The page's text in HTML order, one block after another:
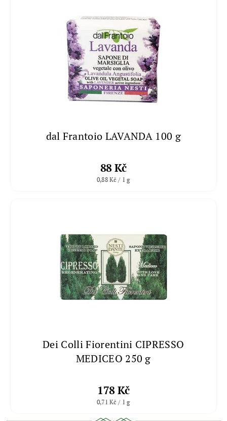
dal Frantoio LAVANDA 100 g
88 Kč
0,88 Kč / 1 g
Dei Colli Fiorentini CIPRESSO
MEDICEO 250 g
178 Kč
0,71 Kč / 1 g